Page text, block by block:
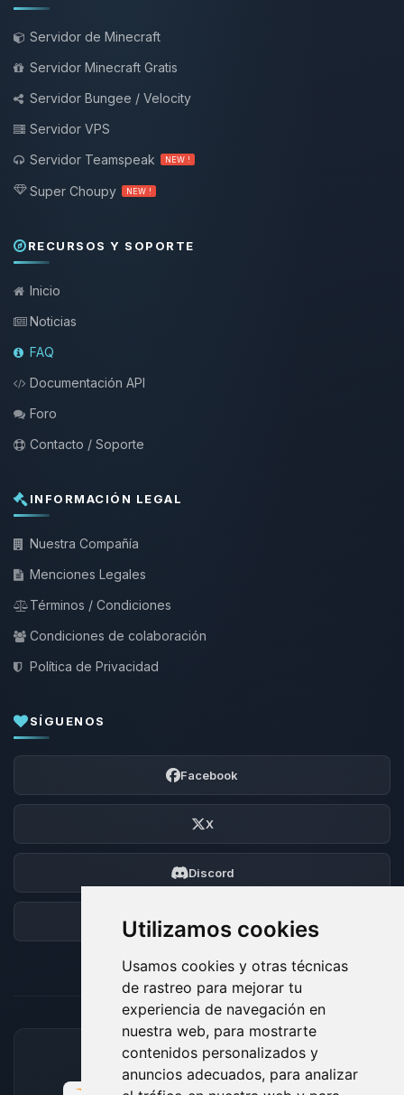
Utilizamos cookies
Usamos cookies y otras técnicas
de rastreo para mejorar tu
experiencia de navegación en
nuestra web, para mostrarte
contenidos personalizados y
anuncios adecuados, para analizar
Servidor de Minecraft
Servidor Minecraft Gratis
Servidor Bungee / Velocity
Servidor VPS
Servidor Teamspeak
NEW !
Super Choupy NEW !
RECURSOS Y SOPORTE
Inicio
Noticias
FAQ
Documentación API
Foro
Contacto / Soporte
INFORMACIÓN LEGAL
Nuestra Compañía
Menciones Legales
Términos / Condiciones
Condiciones de colaboración
Política de Privacidad
SÍGUENOS
Facebook
X
Discord
Foro
MÉTODOS DE PAGO ACEPTADOS